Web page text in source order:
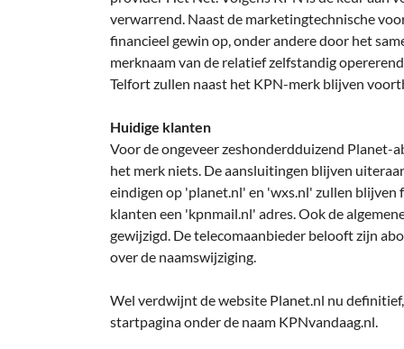
verwarrend. Naast de marketingtechnische
financieel gewin op, onder andere door het
merknaam van de relatief zelfstandig
Telfort zullen naast het KPN-merk blijven
Huidige klanten
Voor de ongeveer zeshonderdduizend Planet-
het merk niets. De aansluitingen blijven
eindigen op 'planet.nl' en 'wxs.nl' zullen
klanten een 'kpnmail.nl' adres. Ook de
gewijzigd. De telecomaanbieder belooft zijn
over de naamswijziging.
Wel verdwijnt de website Planet.nl nu
startpagina onder de naam KPNvandaag.nl.